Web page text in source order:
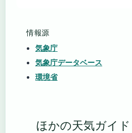
情報源
気象庁
気象庁データベース
環境省
ほかの天気ガイド